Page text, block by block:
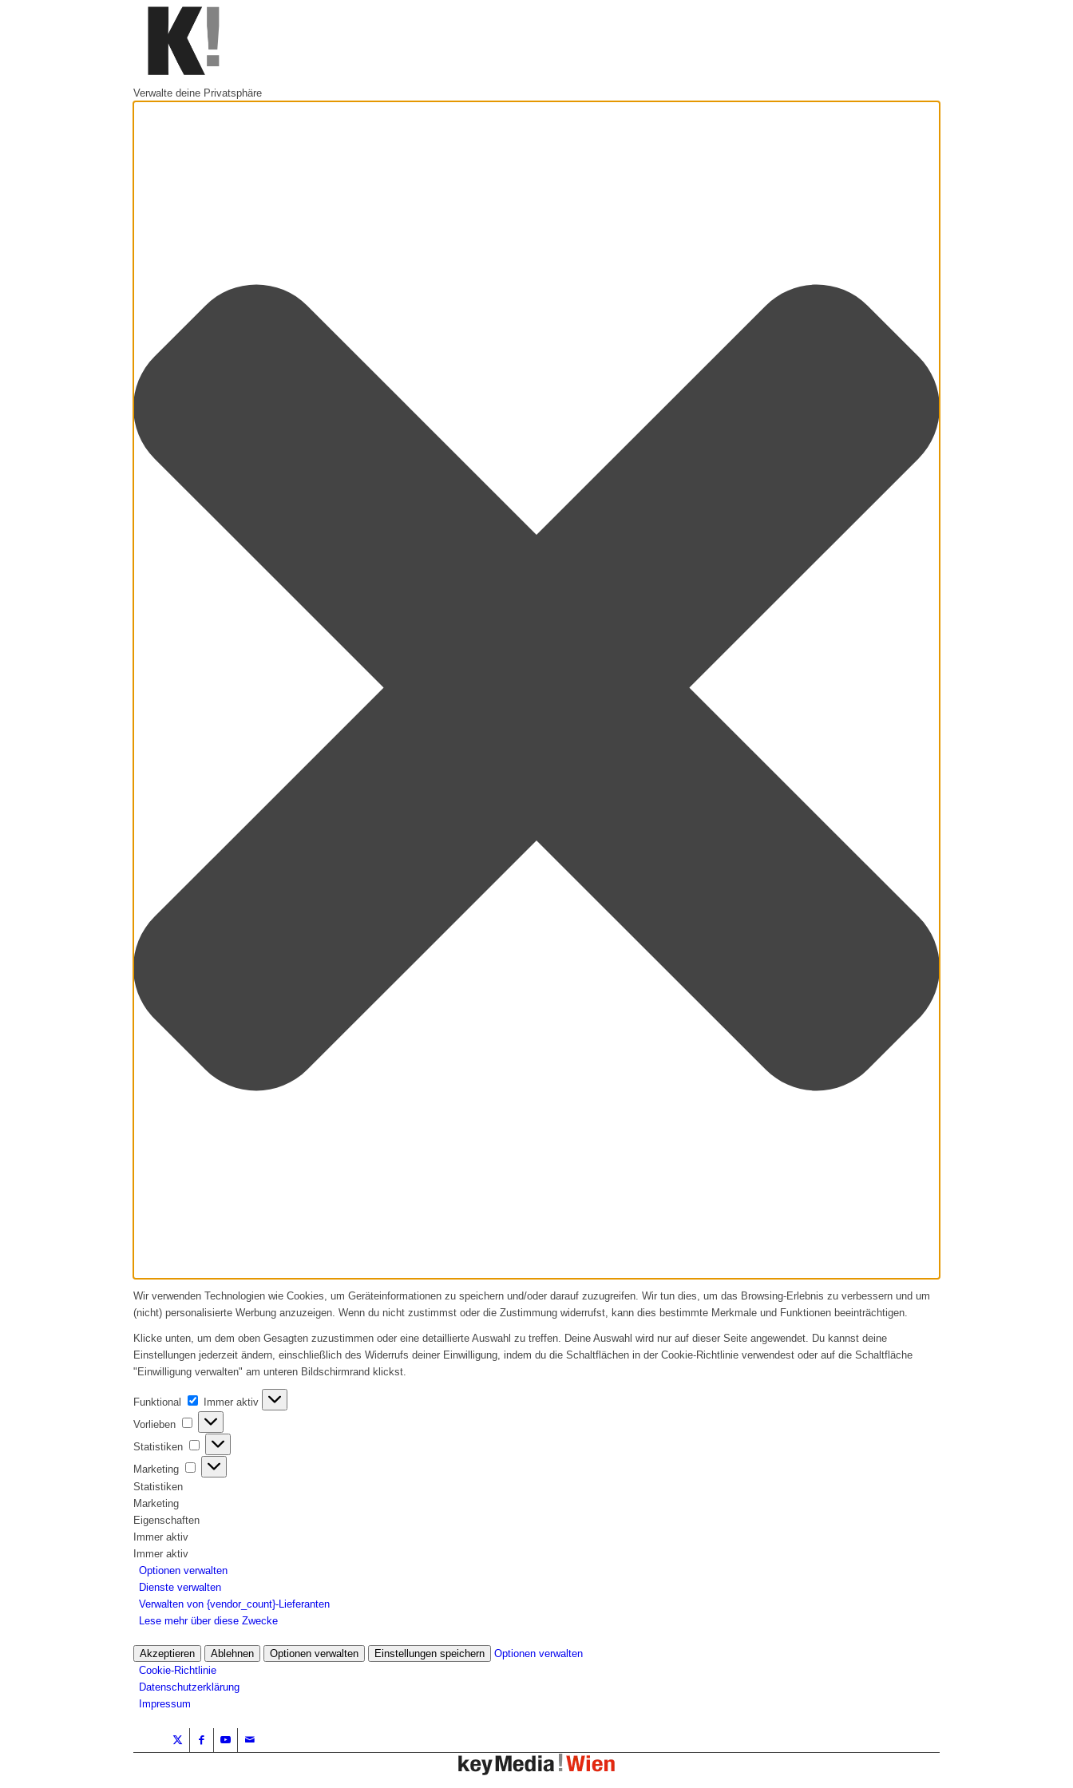
Verwalte deine Privatsphäre
Wir verwenden Technologien wie Cookies, um Geräteinformationen zu speichern und/oder darauf zuzugreifen. Wir tun dies, um das Browsing-Erlebnis zu verbessern und um
(nicht) personalisierte Werbung anzuzeigen. Wenn du nicht zustimmst oder die Zustimmung widerrufst, kann dies bestimmte Merkmale und Funktionen beeinträchtigen.
Klicke unten, um dem oben Gesagten zuzustimmen oder eine detaillierte Auswahl zu treffen. Deine Auswahl wird nur auf dieser Seite angewendet. Du kannst deine
Einstellungen jederzeit ändern, einschließlich des Widerrufs deiner Einwilligung, indem du die Schaltflächen in der Cookie-Richtlinie verwendest oder auf die Schaltfläche
"Einwilligung verwalten" am unteren Bildschirmrand klickst.
Funktional Funktional
Immer aktiv
Vorlieben
Vorlieben
Statistiken Statistiken
Marketing
Marketing
Statistiken
Marketing
Eigenschaften
Immer aktiv
Immer aktiv
Optionen verwalten
Dienste verwalten
Verwalten von {vendor_count}-Lieferanten
Lese mehr über diese Zwecke
Akzeptieren Ablehnen Optionen verwalten Einstellungen speichern
Optionen verwalten
Cookie-Richtlinie
Datenschutzerklärung
Impressum